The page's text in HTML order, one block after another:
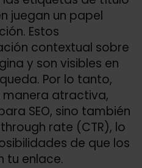
juegan un papel
Estos
contextual sobre
y son visibles en
Por lo tanto,
atractiva,
SEO, sino también
rate (CTR), lo
de que los
tu enlace.